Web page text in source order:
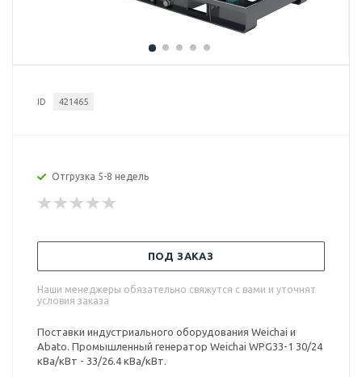
ID 421465
Отгрузка 5-8 недель
ПОД ЗАКАЗ
Наши менеджеры обязательно свяжутся с вами и уточнят
условия заказа
Поставки индустриального оборудования Weichai и
Abato. Промышленный генератор Weichai WPG33-1 30/24
кВа/кВт - 33/26.4 кВа/кВт.